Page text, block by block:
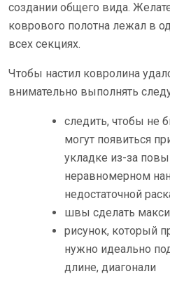
создании общего вида.
коврового полотна лежал в
всех секциях.
Чтобы настил ковролина
внимательно выполнять
следить, чтобы не
могут появиться
укладке из-за
неравномерном
недостаточной
швы сделать
рисунок, который
нужно идеально
длине, диагонали